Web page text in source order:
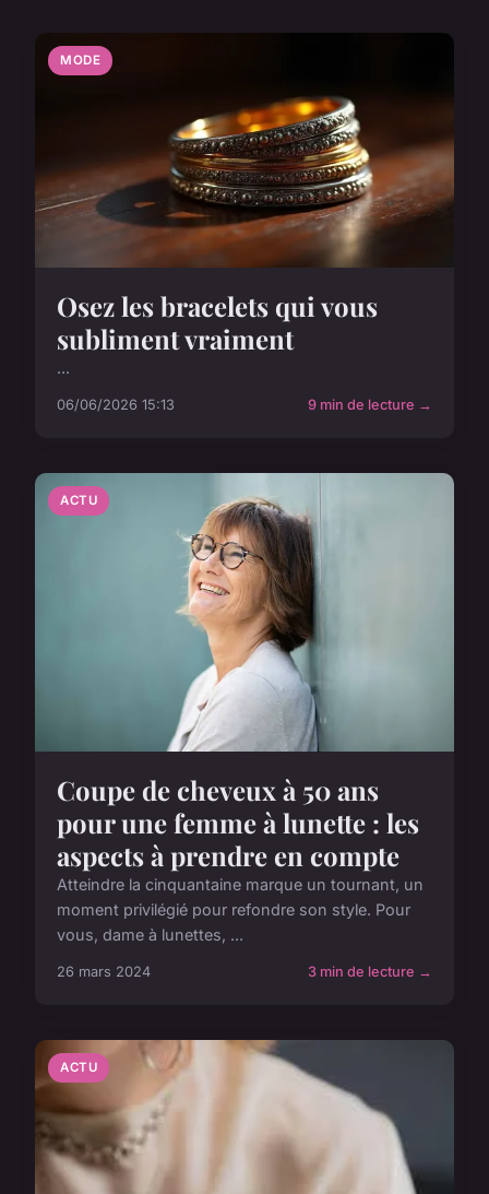
MODE
Osez les bracelets qui vous
subliment vraiment
...
06/06/2026 15:13 9 min de lecture →
ACTU
Coupe de cheveux à 50 ans
pour une femme à lunette : les
aspects à prendre en compte
Atteindre la cinquantaine marque un tournant, un
moment privilégié pour refondre son style. Pour
vous, dame à lunettes, ...
26 mars 2024 3 min de lecture →
ACTU